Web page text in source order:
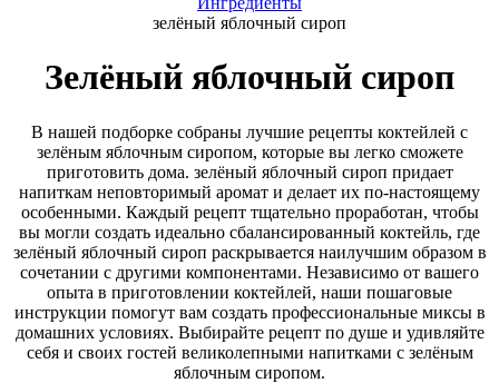
зелёный яблочный сироп
Зелёный яблочный сироп
В нашей подборке собраны лучшие рецепты коктейлей с
зелёным яблочным сиропом, которые вы легко сможете
приготовить дома. зелёный яблочный сироп придает
напиткам неповторимый аромат и делает их по-настоящему
особенными. Каждый рецепт тщательно проработан, чтобы
вы могли создать идеально сбалансированный коктейль, где
зелёный яблочный сироп раскрывается наилучшим образом в
сочетании с другими компонентами. Независимо от вашего
опыта в приготовлении коктейлей, наши пошаговые
инструкции помогут вам создать профессиональные миксы в
домашних условиях. Выбирайте рецепт по душе и удивляйте
себя и своих гостей великолепными напитками с зелёным
яблочным сиропом.